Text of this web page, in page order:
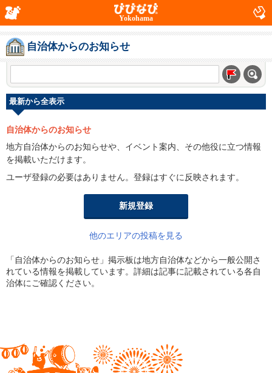
Yokohama
自治体からのお知らせ
最新から全表示
自治体からのお知らせ
地方自治体からのお知らせや、イベント案内、その他役に立つ情報
を掲載いただけます。
ユーザ登録の必要はありません。登録はすぐに反映されます。
新規登録
他のエリアの投稿を見る
「自治体からのお知らせ」掲示板は地方自治体などから一般公開さ
れている情報を掲載しています。詳細は記事に記載されている各自
治体にご確認ください。